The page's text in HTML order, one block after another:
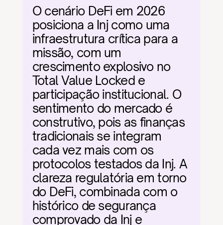
O cenário DeFi em 2026
posiciona a Inj como uma
infraestrutura crítica para a
missão, com um
crescimento explosivo no
Total Value Locked e
participação institucional. O
sentimento do mercado é
construtivo, pois as finanças
tradicionais se integram
cada vez mais com os
protocolos testados da Inj. A
clareza regulatória em torno
do DeFi, combinada com o
histórico de segurança
comprovado da Inj e